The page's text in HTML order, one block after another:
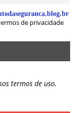
de privacidade
termos de uso.